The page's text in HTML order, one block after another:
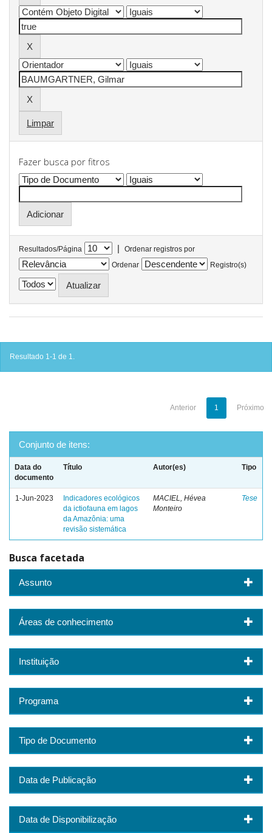
Limpar
Fazer busca por fitros
Resultados/Página |
Ordenar registros por
Ordenar
Registro(s)
Resultado 1-1 de 1.
Anterior 1 Próximo
Conjunto de itens:
Data do
documento
Título Autor(es) Tipo
1-Jun-2023
Indicadores ecológicos
da ictiofauna em lagos
da Amazônia: uma
revisão sistemática
MACIEL, Hévea
Monteiro
Tese
Busca facetada
Assunto
Áreas de conhecimento
Instituição
Programa
Tipo de Documento
Data de Publicação
Data de Disponibilização